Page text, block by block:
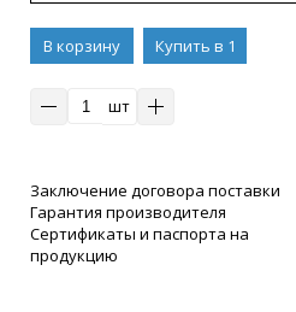
В корзину
Купить в 1
шт
Заключение договора поставки
Гарантия производителя
Сертификаты и паспорта на
продукцию